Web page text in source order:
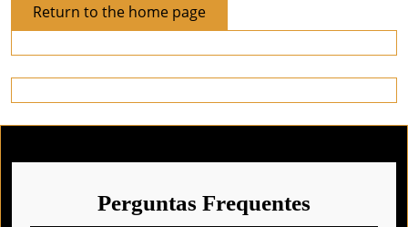
Return to the home pageReturn
to
the
home
page
Perguntas Frequentes